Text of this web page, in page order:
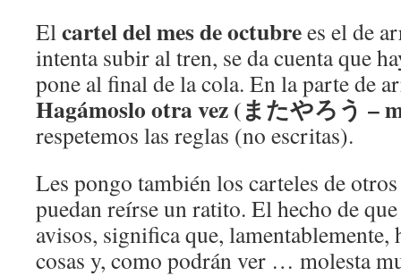
Elcartel del mes de octubrees el de
intenta subir al tren, se da cuenta que
pone al final de la cola. En la parte de
Hagámoslo otra vez (またやろう –
respetemos las reglas (no escritas).
Les pongo también los carteles de otros
puedan reírse un ratito. El hecho de
avisos, significa que, lamentablemente,
cosas y, como podrán ver … molesta